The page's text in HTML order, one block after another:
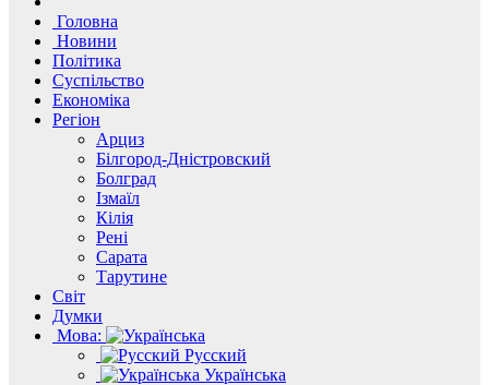
Головна
Новини
Політика
Суспільство
Економіка
Регіон
Арциз
Білгород-Дністровский
Болград
Ізмаїл
Кілія
Рені
Сарата
Тарутине
Світ
Думки
Мова:
Русский
Українська